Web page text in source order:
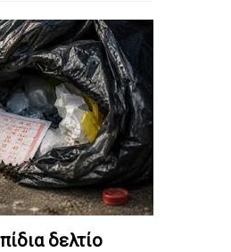
δελτίο